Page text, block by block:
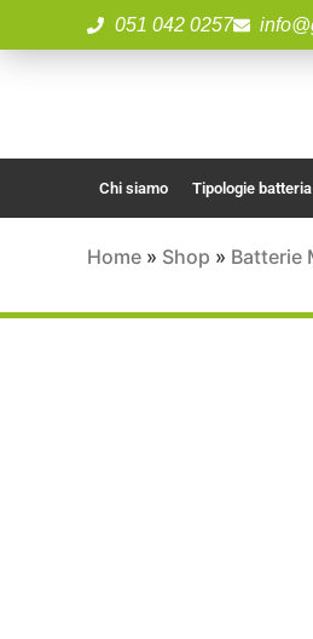
051 042 0257
Chi siamo Tipologie batteria
Home » Shop » Batterie